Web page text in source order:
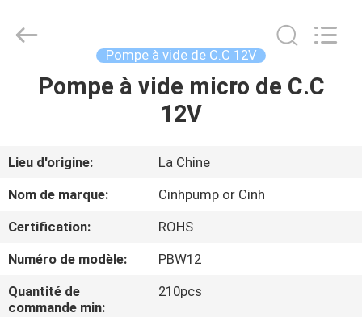
MAISON
AU
SUJET
NOUS
co.,limited.
Pompe à vide de C.C 12V
Pompe à vide micro de C.C
12V
Lieu d'origine:
La Chine
Nom de marque:
Cinhpump or Cinh
Certification:
ROHS
Numéro de modèle:
PBW12
Quantité de
commande min:
210pcs